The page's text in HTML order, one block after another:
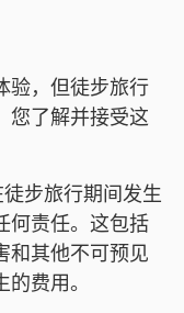
验，但徒步旅行
您了解并接受这
步旅行期间发生
何责任。这包括
和其他不可预见
费用。